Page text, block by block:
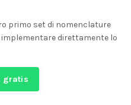
primo set di nomenclature
direttamente lo
gratis